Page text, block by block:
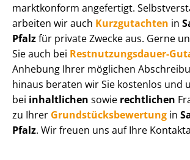
marktkonform angefertigt.
arbeiten wir auch Kurzgutachten in
Pfalzfür private Zwecke aus. Gerne
Sie auch bei Rest­nut­zungs­dau­er-
Anhebung Ihrer möglichen
hinaus beraten wir Sie kostenlos und
bei inhaltlichen sowie rechtlichen
zu Ihrer Grund­stücks­be­wer­tung in
Pfalz. Wir freuen uns auf Ihre